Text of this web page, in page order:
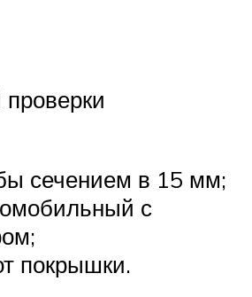
сечением в 15 мм;
с
покрышки.